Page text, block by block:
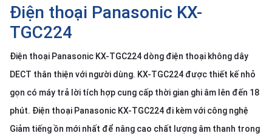
Điện thoại Panasonic KX-
TGC224
Điện thoại Panasonic KX-TGC224 dòng điện thoại không dây
DECT thân thiện với người dùng. KX-TGC224 được thiết kế nhỏ
gọn có máy trả lời tích hợp cung cấp thời gian ghi âm lên đến 18
phút. Điện thoại Panasonic KX-TGC224 đi kèm với công nghệ
Giảm tiếng ồn mới nhất để nâng cao chất lượng âm thanh trong
pháp
Dịch
vụ
Hỗ
Tin
tức
hệ